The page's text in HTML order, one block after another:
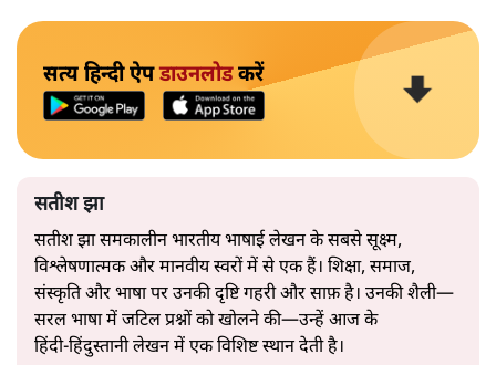
सत्य हिन्दी ऐपडाउनलोडकरें
सतीश झा
सतीश झा समकालीन भारतीय भाषाई लेखन के सबसे सूक्ष्म,
विश्लेषणात्मक और मानवीय स्वरों में से एक हैं। शिक्षा, समाज,
संस्कृति और भाषा पर उनकी दृष्टि गहरी और साफ़ है। उनकी शैली—
सरल भाषा में जटिल प्रश्नों को खोलने की—उन्हें आज के
हिंदी‑हिंदुस्तानी लेखन में एक विशिष्ट स्थान देती है।